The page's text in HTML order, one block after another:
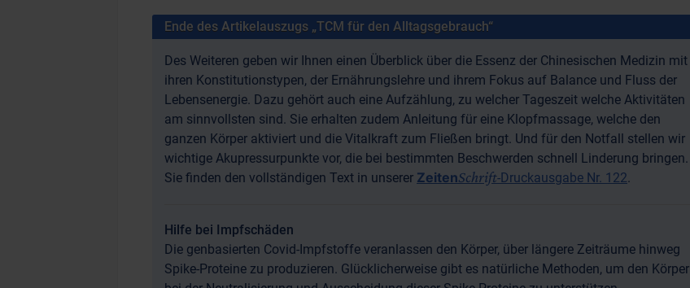
Ende des Artikelauszugs „TCM für den Alltagsgebrauch“
Des Weiteren geben wir Ihnen einen Überblick über die Essenz der Chinesischen Medizin mit
ihren Konstitutionstypen, der Ernährungslehre und ihrem Fokus auf Balance und Fluss der
Lebensenergie. Dazu gehört auch eine Aufzählung, zu welcher Tageszeit welche Aktivitäten
am sinnvollsten sind. Sie erhalten zudem Anleitung für eine Klopfmassage, welche den
ganzen Körper aktiviert und die Vitalkraft zum Fließen bringt. Und für den Notfall stellen wir
wichtige Akupressurpunkte vor, die bei bestimmten Beschwerden schnell Linderung bringen.
Sie finden den vollständigen Text in unserer ZeitenSchrift-Druckausgabe Nr. 122.
Hilfe bei Impfschäden
Die genbasierten Covid-Impfstoffe veranlassen den Körper, über längere Zeiträume hinweg
Spike-Proteine zu produzieren. Glücklicherweise gibt es natürliche Methoden, um den Körper